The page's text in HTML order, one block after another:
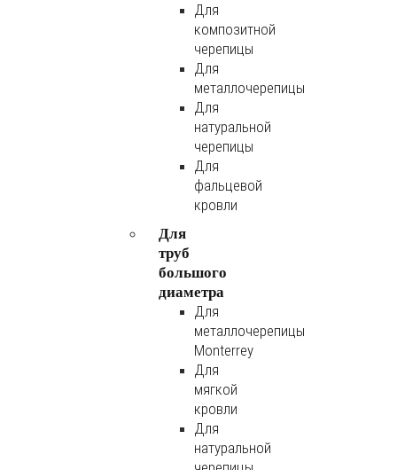
Для
композитной
черепицы
Для
металлочерепицы
Для
натуральной
черепицы
Для
фальцевой
кровли
Для
труб
большого
диаметра
Для
металлочерепицы
Monterrey
Для
мягкой
кровли
Для
натуральной